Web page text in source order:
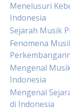
Menelusuri
Indonesia
Sejarah Musik
Fenomena
Mengenal
Indonesia
Mengenal
di Indonesia